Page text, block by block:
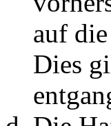
auf
Dies